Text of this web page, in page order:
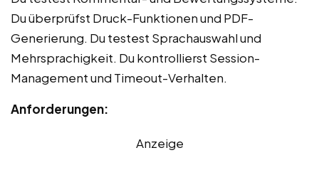
Du überprüfst Druck-Funktionen und PDF-
Generierung. Du testest Sprachauswahl und
Mehrsprachigkeit. Du kontrollierst Session-
Management und Timeout-Verhalten.
Anforderungen:
Anzeige